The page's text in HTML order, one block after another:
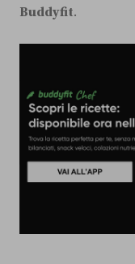
Buddyfit.